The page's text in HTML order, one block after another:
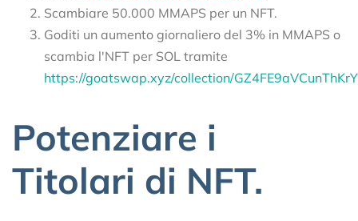
Scambiare 50.000 MMAPS per un NFT.
Goditi un aumento giornaliero del 3% in MMAPS o
scambia l'NFT per SOL tramite
https://goatswap.xyz/collection/
Potenziare i
Titolari di NFT.